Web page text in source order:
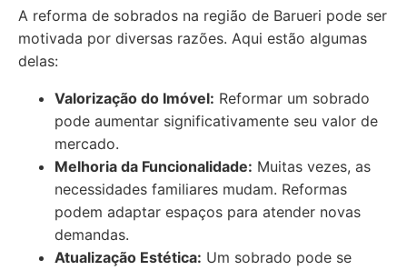
A reforma de sobrados na região de Barueri pode ser
motivada por diversas razões. Aqui estão algumas
delas:
Valorização do Imóvel: Reformar um sobrado
pode aumentar significativamente seu valor de
mercado.
Melhoria da Funcionalidade: Muitas vezes, as
necessidades familiares mudam. Reformas
podem adaptar espaços para atender novas
demandas.
Atualização Estética: Um sobrado pode se